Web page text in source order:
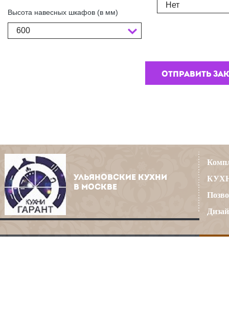
Высота навесных шкафов (в мм)
600
Нет
УЛЬЯНОВСКИЕ КУХНИ
В МОСКВЕ